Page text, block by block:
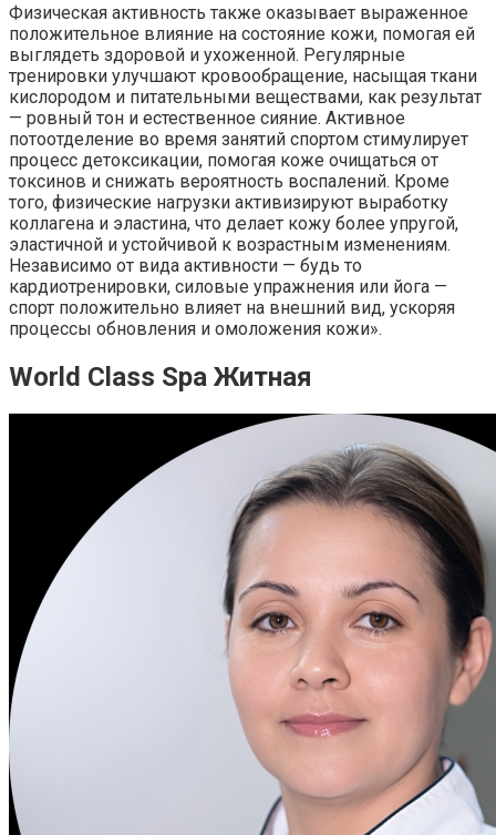
Физическая активность также оказывает выраженное
положительное влияние на состояние кожи, помогая ей
выглядеть здоровой и ухоженной. Регулярные
тренировки улучшают кровообращение, насыщая ткани
кислородом и питательными веществами, как результат
— ровный тон и естественное сияние. Активное
потоотделение во время занятий спортом стимулирует
процесс детоксикации, помогая коже очищаться от
токсинов и снижать вероятность воспалений. Кроме
того, физические нагрузки активизируют выработку
коллагена и эластина, что делает кожу более упругой,
эластичной и устойчивой к возрастным изменениям.
Независимо от вида активности — будь то
кардиотренировки, силовые упражнения или йога —
спорт положительно влияет на внешний вид, ускоряя
процессы обновления и омоложения кожи».
World Class Spa Житная